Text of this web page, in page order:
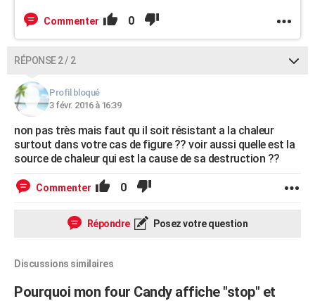
Commenter 0
RÉPONSE 2 / 2
Profil bloqué
3 févr. 2016 à 16:39
non pas très mais faut qu il soit résistant a la chaleur
surtout dans votre cas de figure ?? voir aussi quelle est la
source de chaleur qui est la cause de sa destruction ??
Commenter 0
Répondre Posez votre question
Discussions similaires
Pourquoi mon four Candy affiche "stop" et